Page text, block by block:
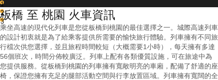
1
2
3
板橋 至 桃園 火車資訊
乘坐高速的現代化列車是您從板橋到桃園的最佳選擇之一。城際高速列車
的設計初衷就是為了給乘客提供所需要的愉快旅行體驗。列車擁有不同旅
行檔次供您選擇，並且旅程時間較短（大概需要1小時），每天擁有多達
56個班次，時間分佈較廣泛。列車上配有各類優質設施，可在旅途中為
您提供服務。從板橋到桃園的列車擁有寬敞明亮的車廂，配備了舒適的座
椅，保證您擁有充足的腿部活動空間與行李放置區域。列車擁有寬闊的全